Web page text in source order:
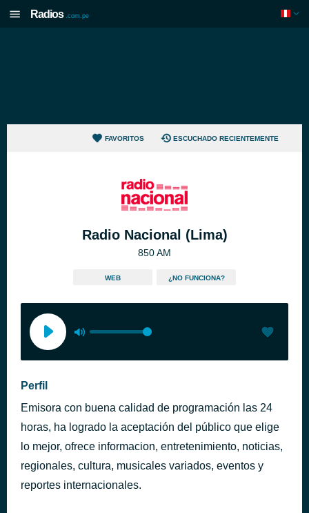
Radios .com.pe
FAVORITOS ESCUCHADO RECIENTEMENTE
Radio Nacional (Lima)
850 AM
WEB ¿NO FUNCIONA?
Perfil
Emisora con buena calidad de programación las 24
horas, ha logrado la aceptación del público que elige
lo mejor, ofrece informacion, entretenimiento, noticias,
regionales, cultura, musicales variados, eventos y
reportes internacionales.